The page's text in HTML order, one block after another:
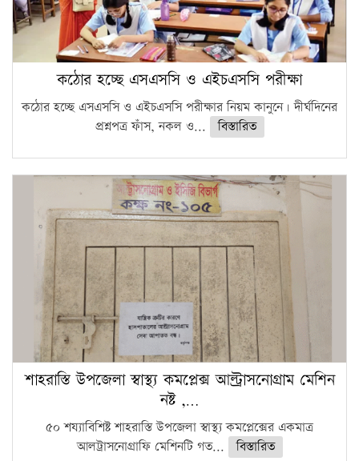
কঠোর হচ্ছে এসএসসি ও এইচএসসি পরীক্ষা
কঠোর হচ্ছে এসএসসি ও এইচএসসি পরীক্ষার নিয়ম কানুনে। দীর্ঘদিনের
প্রশ্নপত্র ফাঁস, নকল ও...
বিস্তারিত
শাহরাস্তি উপজেলা স্বাস্থ্য কমপ্লেক্স আল্ট্রাসনোগ্রাম মেশিন
নষ্ট ,…
৫০ শয্যাবিশিষ্ট শাহরাস্তি উপজেলা স্বাস্থ্য কমপ্লেক্সের একমাত্র
আলট্রাসনোগ্রাফি মেশিনটি গত...
বিস্তারিত